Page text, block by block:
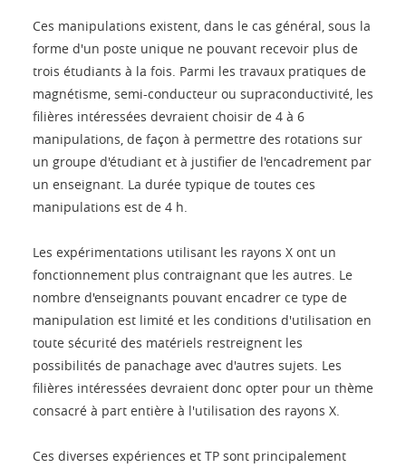
Ces manipulations existent, dans le cas général, sous la
forme d'un poste unique ne pouvant recevoir plus de
trois étudiants à la fois. Parmi les travaux pratiques de
magnétisme, semi-conducteur ou supraconductivité, les
filières intéressées devraient choisir de 4 à 6
manipulations, de façon à permettre des rotations sur
un groupe d'étudiant et à justifier de l'encadrement par
un enseignant. La durée typique de toutes ces
manipulations est de 4 h.
Les expérimentations utilisant les rayons X ont un
fonctionnement plus contraignant que les autres. Le
nombre d'enseignants pouvant encadrer ce type de
manipulation est limité et les conditions d'utilisation en
toute sécurité des matériels restreignent les
possibilités de panachage avec d'autres sujets. Les
filières intéressées devraient donc opter pour un thème
consacré à part entière à l'utilisation des rayons X.
Ces diverses expériences et TP sont principalement